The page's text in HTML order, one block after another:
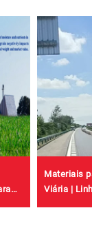
Materiais
Viária |